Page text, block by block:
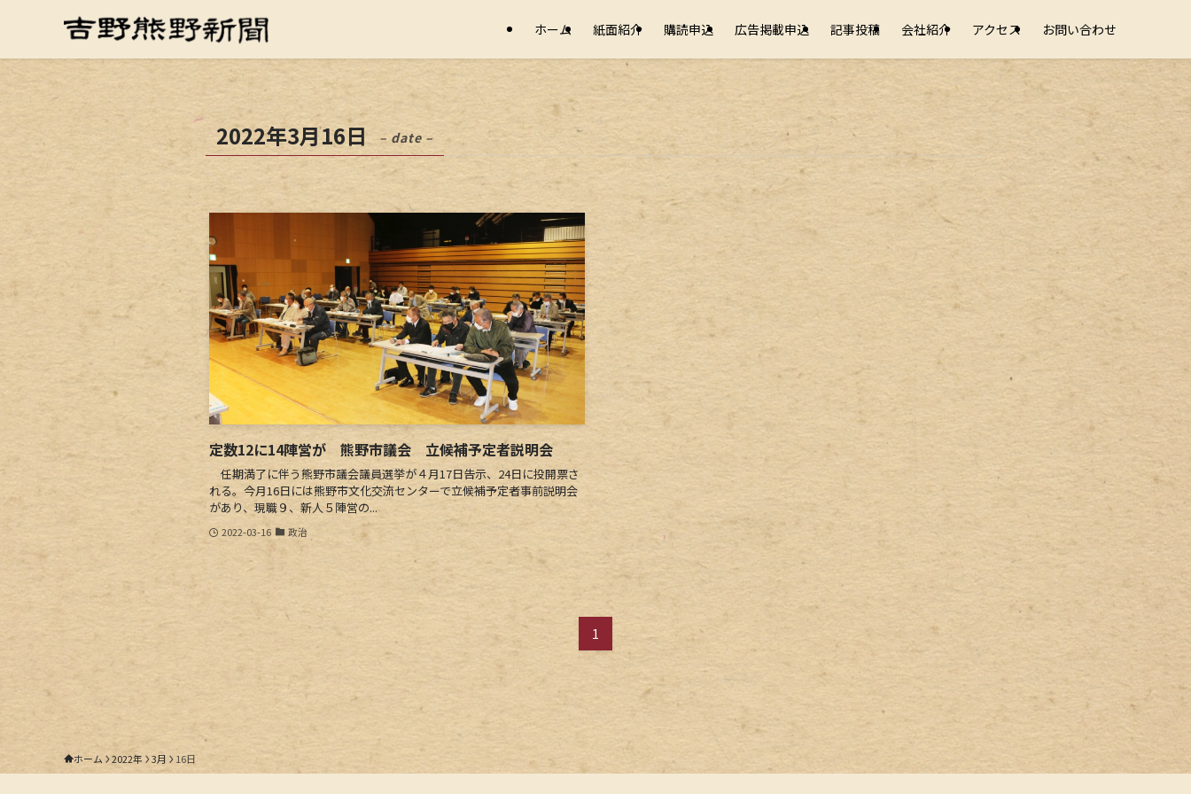
ホーム 紙面紹介 購読申込 広告掲載申込 記事投稿 会社紹介 アクセス お問い合わせ
2022年3月16日 – date –
定数12に14陣営が 熊野市議会 立候補予定者説明会
任期満了に伴う熊野市議会議員選挙が４月17日告示、24日に投開票さ
れる。今月16日には熊野市文化交流センターで立候補予定者事前説明会
があり、現職９、新人５陣営の...
2022-03-16 政治
1
ホーム 2022年 3月 16日